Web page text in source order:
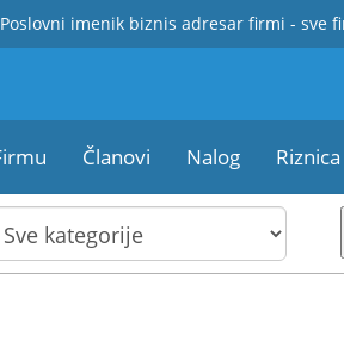
Poslovni imenik biznis adresar firmi - sve
Članovi Nalog